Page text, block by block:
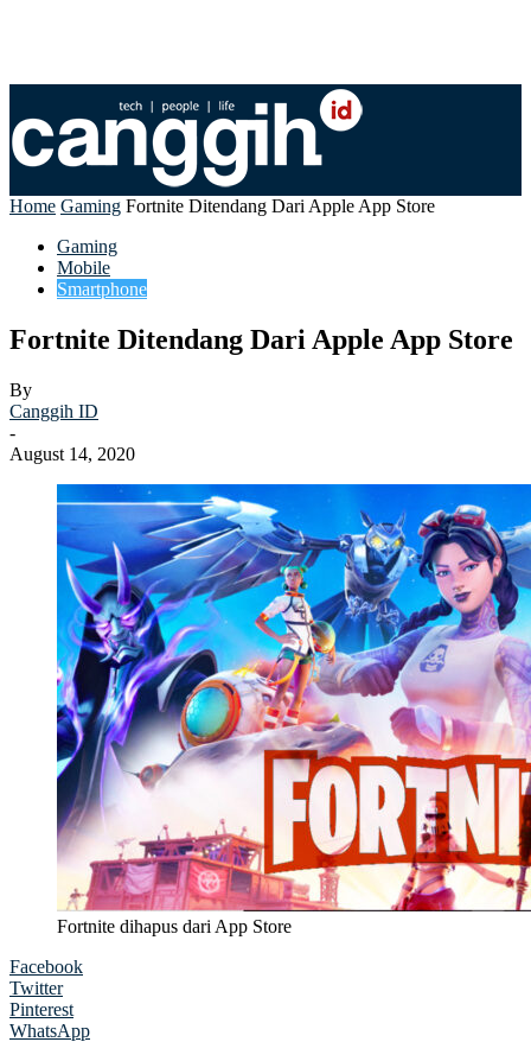
Home Gaming Fortnite Ditendang Dari Apple App Store
Gaming
Mobile
Smartphone
Fortnite Ditendang Dari Apple App Store
By
Canggih ID
-
August 14, 2020
Fortnite dihapus dari App Store
Facebook
Twitter
Pinterest
WhatsApp